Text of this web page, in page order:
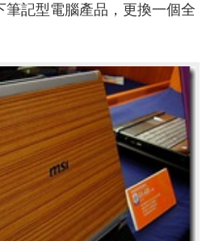
記型電腦產品，更換一個全